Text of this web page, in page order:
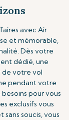
avec Air
et mémorable,
Dès votre
dédié, une
de votre vol
pendant votre
pour vous
exclusifs vous
soucis, vous